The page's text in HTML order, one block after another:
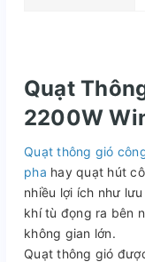
Quạt
2200W
Quạt thông gió
pha hay quạt hút
nhiều lợi ích như
khí tù đọng ra bên
không gian lớn.
Quạt thông gió